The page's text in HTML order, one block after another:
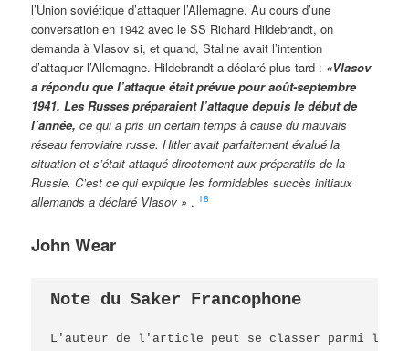
l’Union soviétique d’attaquer l’Allemagne. Au cours d’une
conversation en 1942 avec le SS Richard Hildebrandt, on
demanda à Vlasov si, et quand, Staline avait l’intention
d’attaquer l’Allemagne. Hildebrandt a déclaré plus tard : «Vlasov
a répondu que l’attaque était prévue pour août-septembre
1941. Les Russes préparaient l’attaque depuis le début de
l’année, ce qui a pris un certain temps à cause du mauvais
réseau ferroviaire russe. Hitler avait parfaitement évalué la
situation et s’était attaqué directement aux préparatifs de la
Russie. C’est ce qui explique les formidables succès initiaux
allemands a déclaré Vlasov » . 18
John Wear
Note du Saker Francophone
L'auteur de l'article peut se classer parmi les